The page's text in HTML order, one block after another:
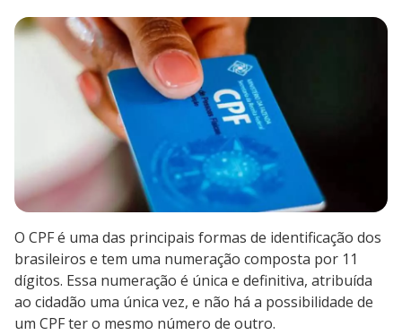
O CPF é uma das principais formas de identificação dos
brasileiros e tem uma numeração composta por 11
dígitos. Essa numeração é única e definitiva, atribuída
ao cidadão uma única vez, e não há a possibilidade de
um CPF ter o mesmo número de outro.